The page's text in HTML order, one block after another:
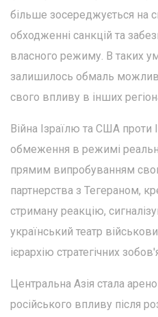
більше зосереджується на
обходженні санкцій та
власного режиму. В таких
залишилось обмаль
свого впливу в інших
Війна Ізраїлю та США проти
обмеження в режимі
прямим випробуванням
партнерства з Тегераном,
стриману реакцію,
український театр
ієрархію стратегічних
Центральна Азія стала
російського впливу після